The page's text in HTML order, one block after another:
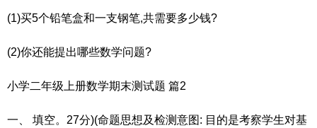
(1)买5个铅笔盒和一支钢笔,共需要多少钱?
(2)你还能提出哪些数学问题?
小学二年级上册数学期末测试题 篇2
一、 填空。27分)(命题思想及检测意图: 目的是考察学生对基